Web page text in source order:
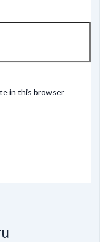
in this browser